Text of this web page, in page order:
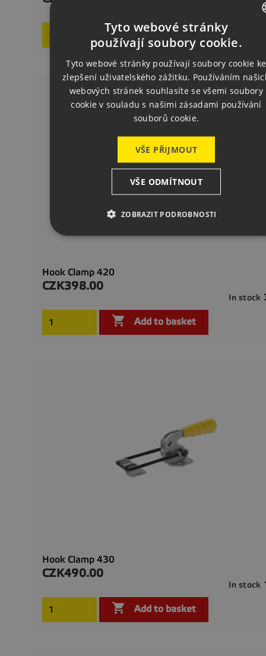
On
 Add to basket
Hook Clamp 420
Price
CZK398.00
In stock
 Add to basket
Hook Clamp 430
Price
CZK490.00
In stock
 Add to basket
ENGLISH
GERMAN
Tyto webové stránky
používají soubory cookie.
Tyto webové stránky používají soubory cookie ke
zlepšení uživatelského zážitku. Používáním
webových stránek souhlasíte se všemi soubory
cookie v souladu s našimi zásadami používání
souborů cookie.
VŠE PŘIJMOUT
VŠE ODMÍTNOUT
ZOBRAZIT PODROBNOSTI